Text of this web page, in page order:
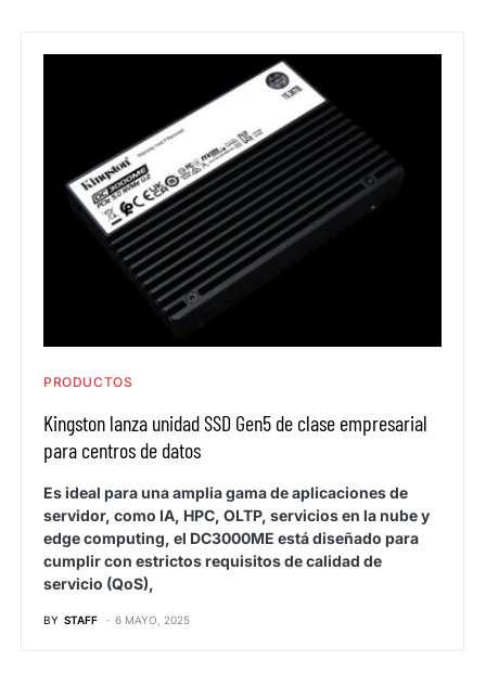
PRODUCTOS
Kingston lanza unidad SSD Gen5 de clase empresarial
para centros de datos
Es ideal para una amplia gama de aplicaciones de
servidor, como IA, HPC, OLTP, servicios en la nube y
edge computing, el DC3000ME está diseñado para
cumplir con estrictos requisitos de calidad de
servicio (QoS),
BY STAFF 6 MAYO, 2025